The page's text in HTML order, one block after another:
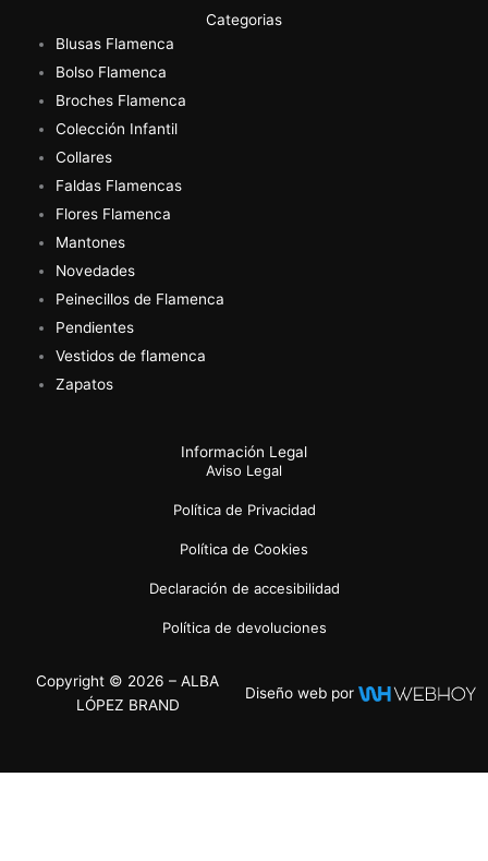
Categorias
Blusas Flamenca
Bolso Flamenca
Broches Flamenca
Colección Infantil
Collares
Faldas Flamencas
Flores Flamenca
Mantones
Novedades
Peinecillos de Flamenca
Pendientes
Vestidos de flamenca
Zapatos
Información Legal
Aviso Legal
Política de Privacidad
Política de Cookies
Declaración de accesibilidad
Política de devoluciones
Copyright © 2026 – ALBA
LÓPEZ BRAND
Diseño web por